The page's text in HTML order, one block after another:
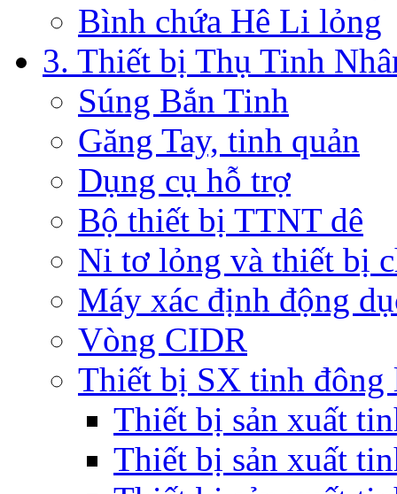
Bình chứa Hê Li lỏng
3. Thiết bị Thụ Tinh
Súng Bắn Tinh
Găng Tay, tinh quản
Dụng cụ hỗ trợ
Bộ thiết bị TTNT dê
Ni tơ lỏng và thiết bị
Máy xác định động
Vòng CIDR
Thiết bị SX tinh đông
Thiết bị sản xuất
Thiết bị sản xuất